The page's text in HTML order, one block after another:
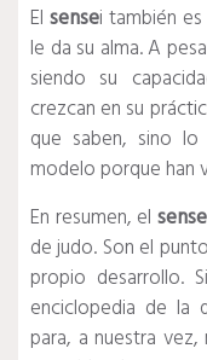
El sensei también
le da su alma. A
siendo su
crezcan en su
que saben, sino
modelo porque han
En resumen, el
de judo. Son el
propio desarrollo.
enciclopedia de la
para, a nuestra